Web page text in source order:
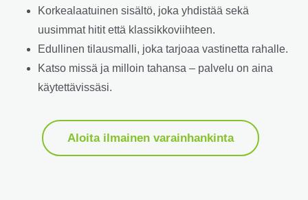
Korkealaatuinen sisältö, joka yhdistää sekä
uusimmat hitit että klassikkoviihteen.
Edullinen tilausmalli, joka tarjoaa vastinetta rahalle.
Katso missä ja milloin tahansa – palvelu on aina
käytettävissäsi.
Aloita ilmainen varainhankinta